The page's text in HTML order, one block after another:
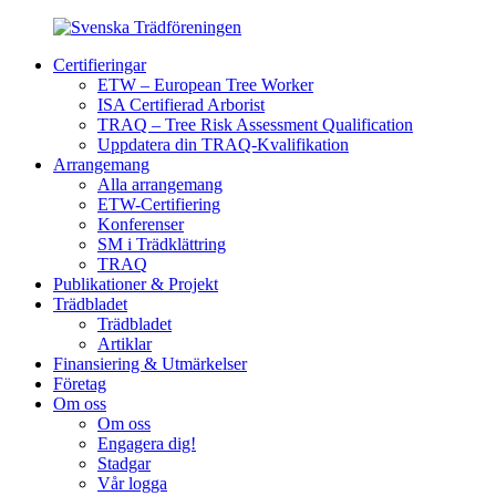
Certifieringar
ETW – European Tree Worker
ISA Certifierad Arborist
TRAQ – Tree Risk Assessment Qualification
Uppdatera din TRAQ-Kvalifikation
Arrangemang
Alla arrangemang
ETW-Certifiering
Konferenser
SM i Trädklättring
TRAQ
Publikationer & Projekt
Trädbladet
Trädbladet
Artiklar
Finansiering & Utmärkelser
Företag
Om oss
Om oss
Engagera dig!
Stadgar
Vår logga